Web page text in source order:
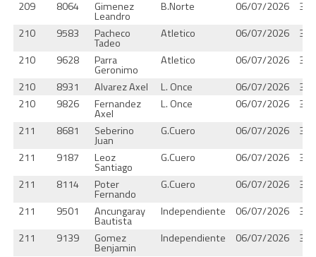
209
8064 Gimenez
Leandro
B.Norte 06/07/2026
210
9583 Pacheco
Tadeo
Atletico 06/07/2026
210
9628 Parra
Geronimo
Atletico 06/07/2026
210
8931 Alvarez Axel L. Once 06/07/2026
210
9826 Fernandez
Axel
L. Once 06/07/2026
211
8681 Seberino
Juan
G.Cuero 06/07/2026
211
9187 Leoz
Santiago
G.Cuero 06/07/2026
211
8114 Poter
Fernando
G.Cuero 06/07/2026
211
9501 Ancungaray
Bautista
Independiente 06/07/2026
211
9139 Gomez
Benjamin
Independiente 06/07/2026